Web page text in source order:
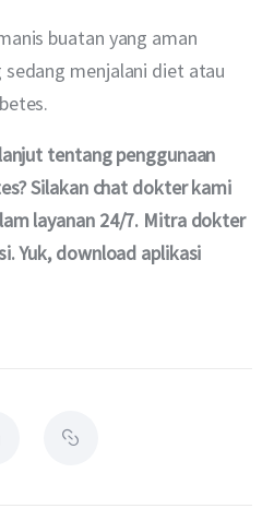
buatan yang aman
menjalani diet atau
tentang penggunaan
Silakan chat dokter kami
layanan 24/7. Mitra dokter
Yuk, download aplikasi